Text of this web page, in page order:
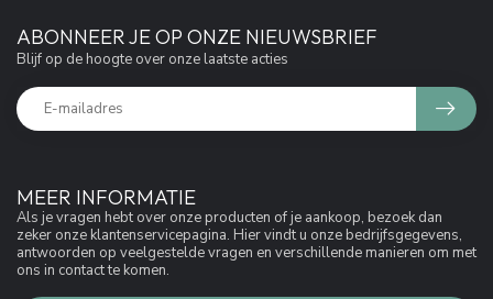
MEER INFORMATIE
Als je vragen hebt over onze producten of je aankoop, bezoek dan
zeker onze klantenservicepagina. Hier vindt u onze bedrijfsgegevens,
antwoorden op veelgestelde vragen en verschillende manieren om met
ons in contact te komen.
ABONNEER JE OP ONZE NIEUWSBRIEF
Blijf op de hoogte over onze laatste acties